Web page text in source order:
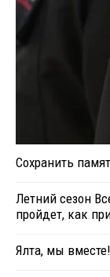
Сохранить
Летний сезон
пройдет, как
Ялта, мы вместе!